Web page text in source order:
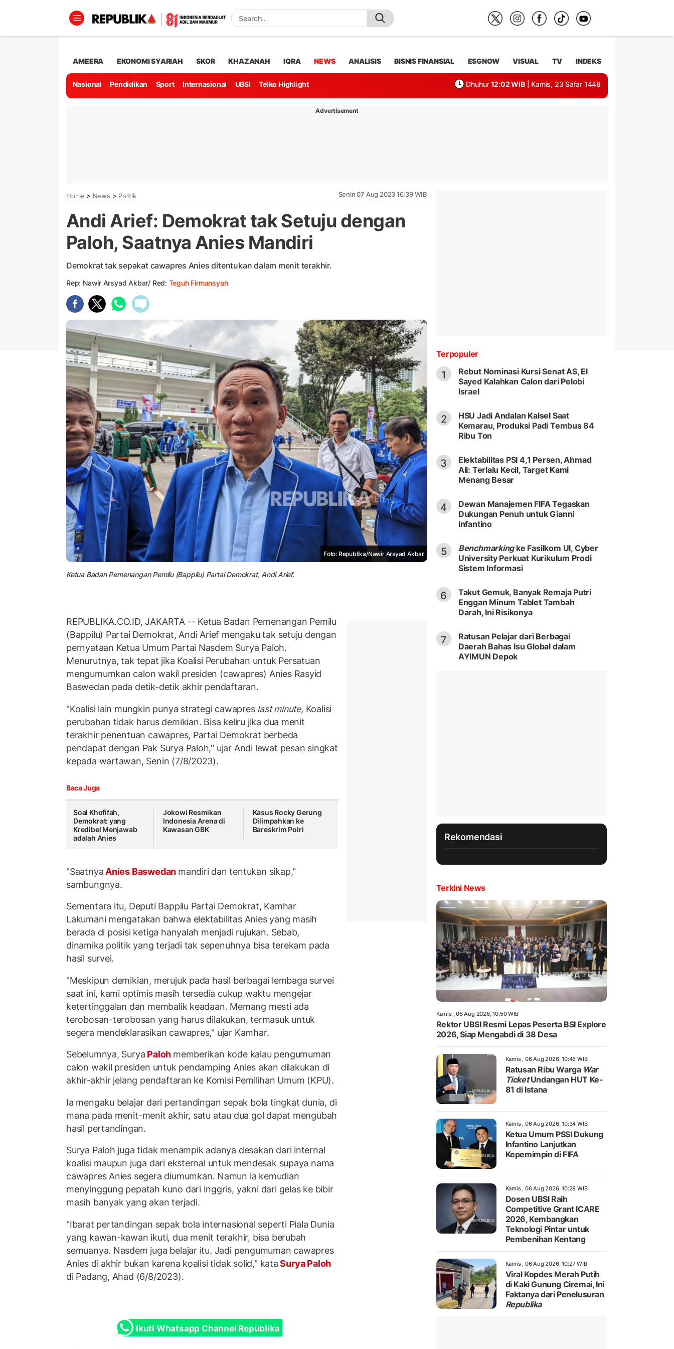
AMEERA EKONOMI SYARIAH SKOR KHAZANAH IQRA NEWS ANALISIS BISNIS FINANSIAL ESGNOW VISUAL TV INDEKS
Nasional Pendidikan Sport Internasional UBSI Telko Highlight Dhuhur 12:02 WIB | Kamis, 23 Safar 1448
Advertisement
Home > News > Politik Senin 07 Aug 2023 16:39 WIB
Andi Arief: Demokrat tak Setuju dengan
Paloh, Saatnya Anies Mandiri
Demokrat tak sepakat cawapres Anies ditentukan dalam menit terakhir.
Rep: Nawir Arsyad Akbar/ Red: Teguh Firmansyah
Foto: Republika/Nawir Arsyad Akbar
Ketua Badan Pemenangan Pemilu (Bappilu) Partai Demokrat, Andi Arief.
REPUBLIKA.CO.ID, JAKARTA -- Ketua Badan Pemenangan Pemilu
(Bappilu) Partai Demokrat, Andi Arief mengaku tak setuju dengan
pernyataan Ketua Umum Partai Nasdem Surya Paloh.
Menurutnya, tak tepat jika Koalisi Perubahan untuk Persatuan
mengumumkan calon wakil presiden (cawapres) Anies Rasyid
Baswedan pada detik-detik akhir pendaftaran.
"Koalisi lain mungkin punya strategi cawapres last minute, Koalisi
perubahan tidak harus demikian. Bisa keliru jika dua menit
terakhir penentuan cawapres, Partai Demokrat berbeda
pendapat dengan Pak Surya Paloh," ujar Andi lewat pesan singkat
kepada wartawan, Senin (7/8/2023).
Baca Juga
Soal Khofifah,
Demokrat: yang
Kredibel Menjawab
adalah Anies
Jokowi Resmikan
Indonesia Arena di
Kawasan GBK
Kasus Rocky Gerung
Dilimpahkan ke
Bareskrim Polri
"Saatnya Anies Baswedan mandiri dan tentukan sikap,"
sambungnya.
Sementara itu, Deputi Bappilu Partai Demokrat, Kamhar
Lakumani mengatakan bahwa elektabilitas Anies yang masih
berada di posisi ketiga hanyalah menjadi rujukan. Sebab,
dinamika politik yang terjadi tak sepenuhnya bisa terekam pada
hasil survei.
"Meskipun demikian, merujuk pada hasil berbagai lembaga survei
saat ini, kami optimis masih tersedia cukup waktu mengejar
ketertinggalan dan membalik keadaan. Memang mesti ada
terobosan-terobosan yang harus dilakukan, termasuk untuk
segera mendeklarasikan cawapres," ujar Kamhar.
Sebelumnya, Surya Paloh memberikan kode kalau pengumuman
calon wakil presiden untuk pendamping Anies akan dilakukan di
akhir-akhir jelang pendaftaran ke Komisi Pemilihan Umum (KPU).
Ia mengaku belajar dari pertandingan sepak bola tingkat dunia, di
mana pada menit-menit akhir, satu atau dua gol dapat mengubah
hasil pertandingan.
Surya Paloh juga tidak menampik adanya desakan dari internal
koalisi maupun juga dari eksternal untuk mendesak supaya nama
cawapres Anies segera diumumkan. Namun ia kemudian
menyinggung pepatah kuno dari Inggris, yakni dari gelas ke bibir
masih banyak yang akan terjadi.
"Ibarat pertandingan sepak bola internasional seperti Piala Dunia
yang kawan-kawan ikuti, dua menit terakhir, bisa berubah
semuanya. Nasdem juga belajar itu. Jadi pengumuman cawapres
Anies di akhir bukan karena koalisi tidak solid," kataSurya Paloh
di Padang, Ahad (6/8/2023).
Ikuti Whatsapp Channel Republika
Terpopuler
1
Rebut Nominasi Kursi Senat AS, El
Sayed Kalahkan Calon dari Pelobi
Israel
2
HSU Jadi Andalan Kalsel Saat
Kemarau, Produksi Padi Tembus 84
Ribu Ton
3
Elektabilitas PSI 4,1 Persen, Ahmad
Ali: Terlalu Kecil, Target Kami
Menang Besar
4
Dewan Manajemen FIFA Tegaskan
Dukungan Penuh untuk Gianni
Infantino
5 Benchmarkingke Fasilkom UI, Cyber
University Perkuat Kurikulum Prodi
Sistem Informasi
6
Takut Gemuk, Banyak Remaja Putri
Enggan Minum Tablet Tambah
Darah, Ini Risikonya
7
Ratusan Pelajar dari Berbagai
Daerah Bahas Isu Global dalam
AYIMUN Depok
Rekomendasi
Terkini News
Kamis , 06 Aug 2026, 10:50 WIB
Rektor UBSI Resmi Lepas Peserta BSI Explore
2026, Siap Mengabdi di 38 Desa
Kamis , 06 Aug 2026, 10:48 WIB
Ratusan Ribu Warga War
TicketUndangan HUT Ke-
81 di Istana
Kamis , 06 Aug 2026, 10:34 WIB
Ketua Umum PSSI Dukung
Infantino Lanjutkan
Kepemimpin di FIFA
Kamis , 06 Aug 2026, 10:28 WIB
Dosen UBSI Raih
Competitive Grant ICARE
2026, Kembangkan
Teknologi Pintar untuk
Pembenihan Kentang
Kamis , 06 Aug 2026, 10:27 WIB
Viral Kopdes Merah Putih
di Kaki Gunung Ciremai, Ini
Faktanya dari Penelusuran
Republika